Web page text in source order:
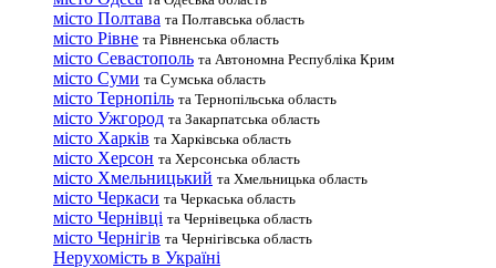
місто Полтава та Полтавська область
місто Рівне та Рівненська область
місто Севастополь та Автономна Республіка Крим
місто Суми та Сумська область
місто Тернопіль та Тернопільська область
місто Ужгород та Закарпатська область
місто Харків та Харківська область
місто Херсон та Херсонська область
місто Хмельницький та Хмельницька область
місто Черкаси та Черкаська область
місто Чернівці та Чернівецька область
місто Чернігів та Чернігівська область
Нерухомість в Україні